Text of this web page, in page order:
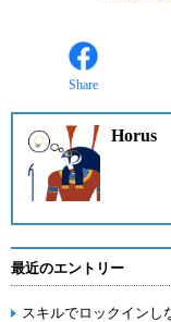
Share
Horus
最近のエントリー
スキルでロックインし